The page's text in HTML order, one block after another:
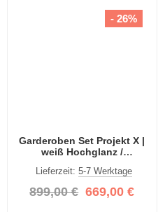
Garderoben Set Projekt X |
weiß Hochglanz /
Lieferzeit: 5-7 Werktage
899,00 € 669,00 €
- 26%